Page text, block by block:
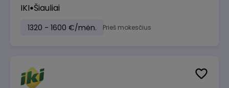
IKI Šiauliai
1320 - 1600 €/mėn. Prieš mokesčius